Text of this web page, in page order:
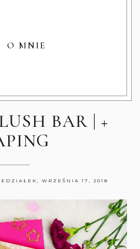
O MNIE
BAR | +
WRZEŚNIA 17, 2018